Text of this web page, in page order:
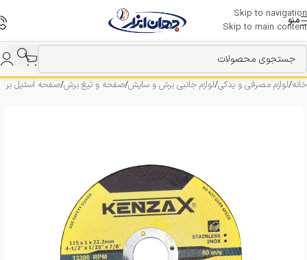
Skip to navigation
Skip to main content
منو
خانه/لوازم مصرفی و یدکی/لوازم جانبی برش و سایش/صفحه و تیغ برش/صفحه استیل بر